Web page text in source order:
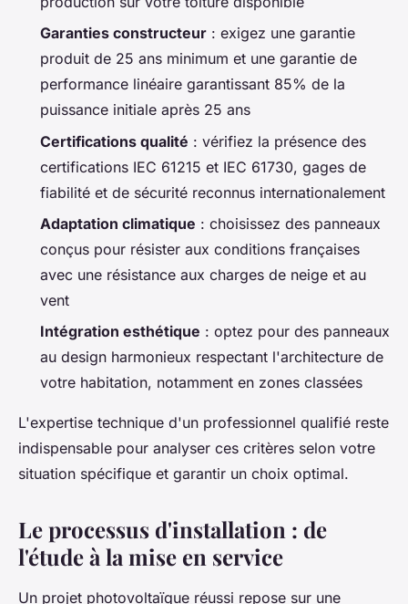
Garanties constructeur : exigez une garantie
produit de 25 ans minimum et une garantie de
performance linéaire garantissant 85% de la
puissance initiale après 25 ans
Certifications qualité : vérifiez la présence des
certifications IEC 61215 et IEC 61730, gages de
fiabilité et de sécurité reconnus internationalement
Adaptation climatique : choisissez des panneaux
conçus pour résister aux conditions françaises
avec une résistance aux charges de neige et au
vent
Intégration esthétique : optez pour des panneaux
au design harmonieux respectant l'architecture de
votre habitation, notamment en zones classées
L'expertise technique d'un professionnel qualifié reste
indispensable pour analyser ces critères selon votre
situation spécifique et garantir un choix optimal.
Le processus d'installation : de
l'étude à la mise en service
Un projet photovoltaïque réussi repose sur une